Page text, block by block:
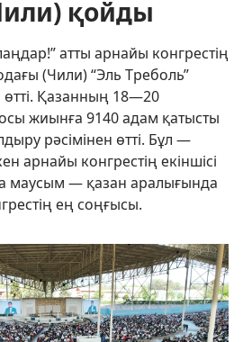
қойды
атты арнайы конгрестің
(Чили) “Эль Треболь”
Қазанның 18—20
жиынға 9140 адам қатысты
рәсімінен өтті. Бұл —
арнайы конгрестің екіншісі
маусым — қазан аралығында
ең соңғысы.